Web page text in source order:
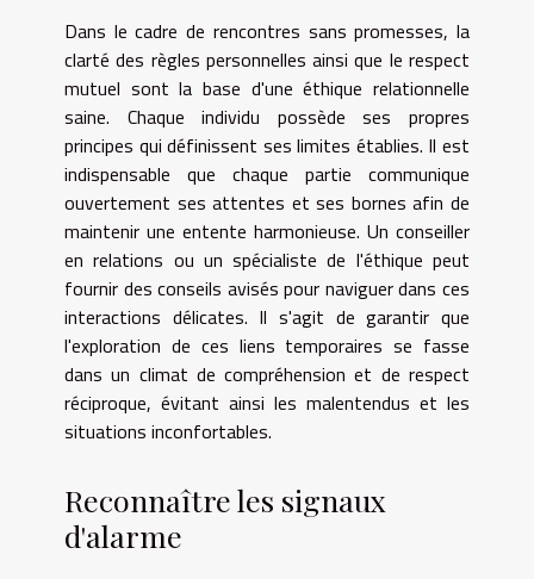
Dans le cadre de rencontres sans promesses, la
clarté des règles personnelles ainsi que le respect
mutuel sont la base d'une éthique relationnelle
saine. Chaque individu possède ses propres
principes qui définissent ses limites établies. Il est
indispensable que chaque partie communique
ouvertement ses attentes et ses bornes afin de
maintenir une entente harmonieuse. Un conseiller
en relations ou un spécialiste de l'éthique peut
fournir des conseils avisés pour naviguer dans ces
interactions délicates. Il s'agit de garantir que
l'exploration de ces liens temporaires se fasse
dans un climat de compréhension et de respect
réciproque, évitant ainsi les malentendus et les
situations inconfortables.
Reconnaître les signaux
d'alarme